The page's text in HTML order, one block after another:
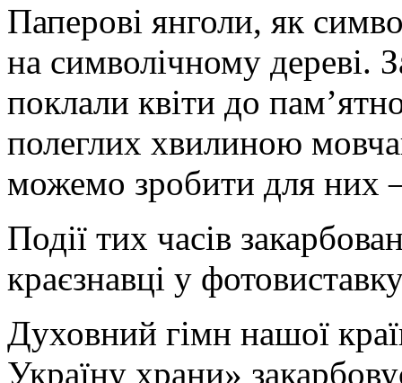
Паперові янголи, як
на символічному дереві.
поклали квіти до
полеглих хвилиною
можемо зробити для них
Події тих часів
краєзнавці у
Духовний гімн нашої
Україну храни»